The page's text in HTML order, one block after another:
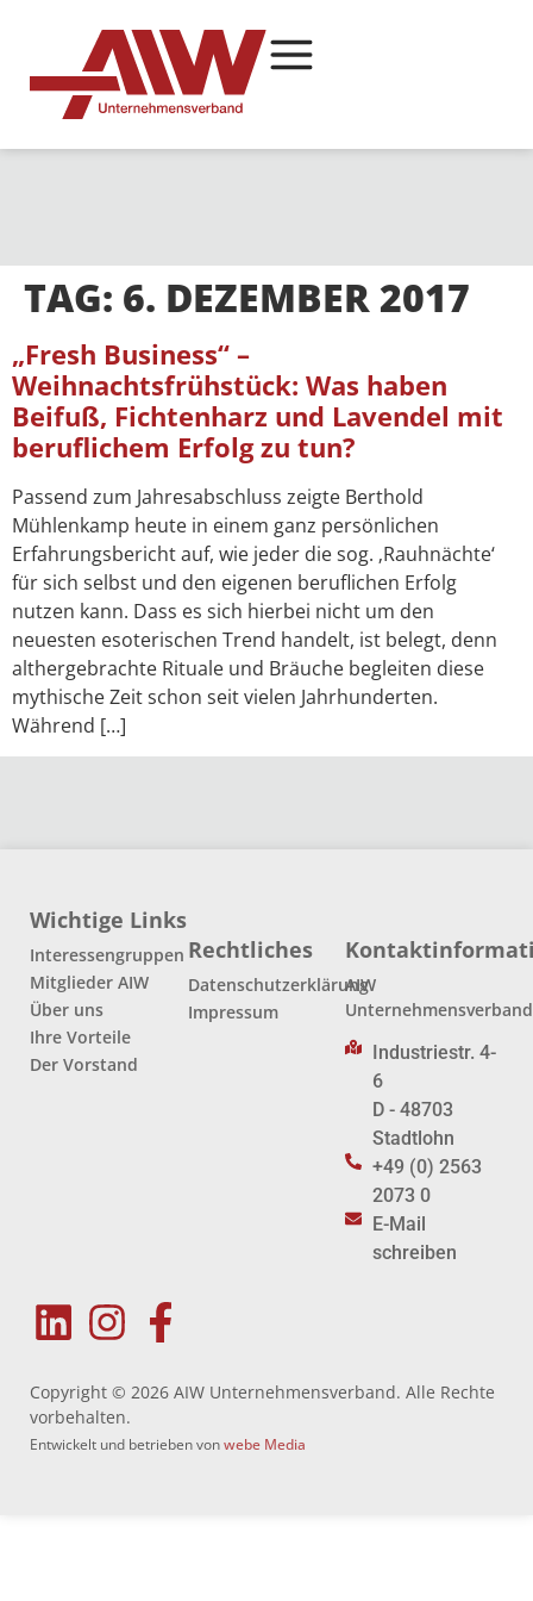
TAG: 6. DEZEMBER 2017
„Fresh Business“ –
Weihnachtsfrühstück: Was haben
Beifuß, Fichtenharz und Lavendel mit
beruflichem Erfolg zu tun?
Passend zum Jahresabschluss zeigte Berthold
Mühlenkamp heute in einem ganz persönlichen
Erfahrungsbericht auf, wie jeder die sog. ‚Rauhnächte‘
für sich selbst und den eigenen beruflichen Erfolg
nutzen kann. Dass es sich hierbei nicht um den
neuesten esoterischen Trend handelt, ist belegt, denn
althergebrachte Rituale und Bräuche begleiten diese
mythische Zeit schon seit vielen Jahrhunderten.
Während […]
Wichtige Links
Interessengruppen
Mitglieder AIW
Über uns
Ihre Vorteile
Der Vorstand
Rechtliches
Datenschutzerklärung
Impressum
AIW
Unternehmensverband
Industriestr. 4-
6
D - 48703
Stadtlohn
+49 (0) 2563
2073 0
E-Mail
schreiben
Copyright © 2026 AIW Unternehmensverband. Alle Rechte
vorbehalten.
Entwickelt und betrieben vonwebe Media